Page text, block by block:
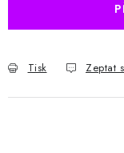
Tisk Zeptat